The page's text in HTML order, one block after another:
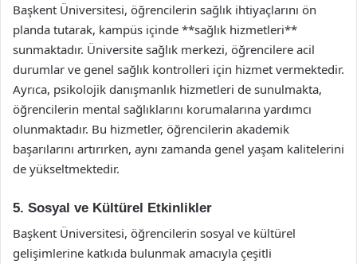
Başkent Üniversitesi, öğrencilerin sağlık ihtiyaçlarını ön
planda tutarak, kampüs içinde **sağlık hizmetleri**
sunmaktadır. Üniversite sağlık merkezi, öğrencilere acil
durumlar ve genel sağlık kontrolleri için hizmet vermektedir.
Ayrıca, psikolojik danışmanlık hizmetleri de sunulmakta,
öğrencilerin mental sağlıklarını korumalarına yardımcı
olunmaktadır. Bu hizmetler, öğrencilerin akademik
başarılarını artırırken, aynı zamanda genel yaşam kalitelerini
de yükseltmektedir.
5. Sosyal ve Kültürel Etkinlikler
Başkent Üniversitesi, öğrencilerin sosyal ve kültürel
gelişimlerine katkıda bulunmak amacıyla çeşitli